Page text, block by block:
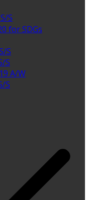
S
for SDGs
S
S
A/W
S